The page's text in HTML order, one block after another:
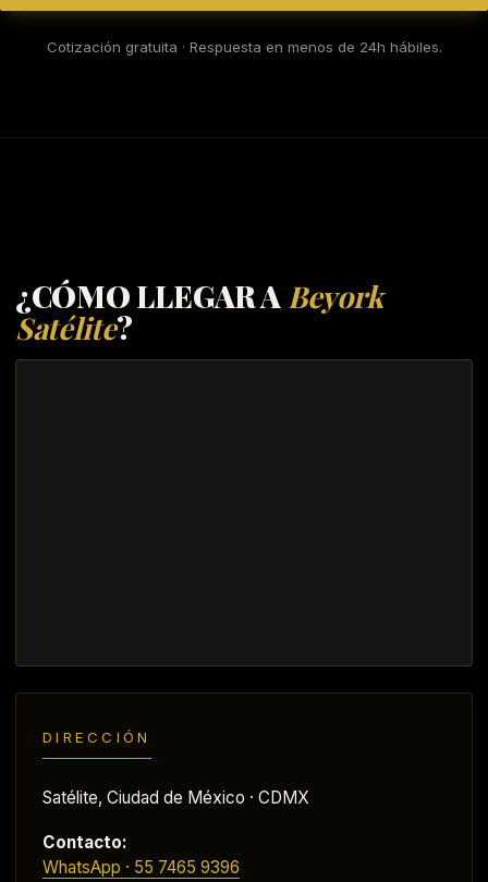
Cotización gratuita · Respuesta en menos de 24h hábiles.
¿CÓMO LLEGAR ABeyork
Satélite?
DIRECCIÓN
Satélite, Ciudad de México · CDMX
Contacto:
WhatsApp · 55 7465 9396